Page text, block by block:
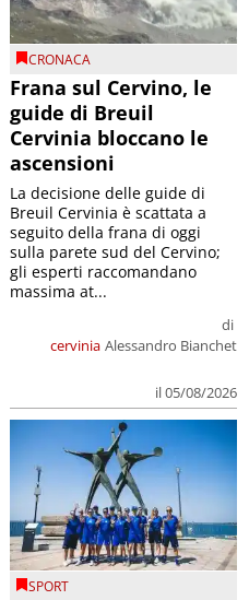
CRONACA
Frana sul Cervino, le
guide di Breuil
Cervinia bloccano le
ascensioni
cervinia
di
Alessandro Bianchet
il 05/08/2026
La decisione delle guide di
Breuil Cervinia è scattata a
seguito della frana di oggi
sulla parete sud del Cervino;
gli esperti raccomandano
massima at...
SPORT